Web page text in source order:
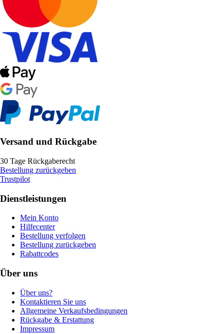
Versand und Rückgabe
30 Tage Rückgaberecht
Bestellung zurückgeben
Trustpilot
Dienstleistungen
Mein Konto
Hilfecenter
Bestellung verfolgen
Bestellung zurückgeben
Rabattcodes
Über uns
Über uns?
Kontaktieren Sie uns
Allgemeine Verkaufsbedingungen
Rückgabe & Erstattung
Impressum